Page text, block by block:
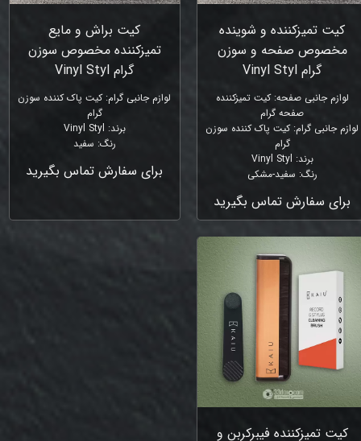
کیت تمیزکننده و شوینده
مخصوص صفحه و سوزن
گرام Vinyl Styl
لوازم جانبی صفحه:کیت تمیزکننده
صفحه گرام
لوازم جانبی گرام:کیت پاک کننده سوزن
گرام
برند:
Vinyl Styl
رنگ: سفید-مشکی
برای سفارش تماس بگیرید
کیت براش و مایع
تمیزکننده مخصوص سوزن
گرام Vinyl Styl
لوازم جانبی گرام:کیت پاک کننده سوزن
گرام
برند:
Vinyl Styl
رنگ: سفید
برای سفارش تماس بگیرید
کیت تمیزکننده فیبرکربن و